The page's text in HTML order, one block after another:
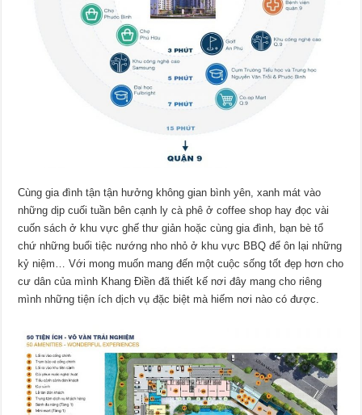
Cùng gia đình tận tận hưởng không gian bình yên, xanh mát vào
những dịp cuối tuần bên cạnh ly cà phê ở coffee shop hay đọc vài
cuốn sách ở khu vực ghế thư giản hoặc cùng gia đình, bạn bè tổ
chứ những buổi tiệc nướng nho nhỏ ở khu vực BBQ để ôn lại những
kỷ niệm… Với mong muốn mang đến một cuộc sống tốt đẹp hơn cho
cư dân của mình Khang Điền đã thiết kế nơi đây mang cho riêng
mình những tiện ích dịch vụ đặc biệt mà hiếm nơi nào có được.